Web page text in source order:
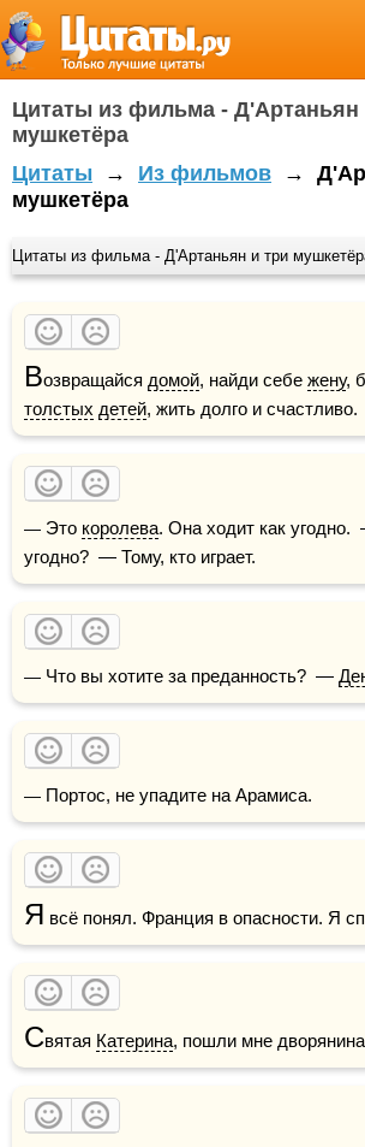
Цитаты из фильма - Д'Артаньян
мушкетёра
Цитаты → Из фильмов →
мушкетёра
Цитаты из фильма - Д'Артаньян и три
Возвращайся домой, найди себе жену
толстых детей, жить долго и счастливо.
— Это королева. Она ходит как угодно.
угодно?  — Тому, кто играет.
— Что вы хотите за преданность?  —
— Портос, не упадите на Арамиса.
Я всё понял. Франция в опасности. Я
Святая Катерина, пошли мне